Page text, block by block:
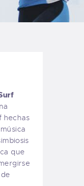
hechas
que